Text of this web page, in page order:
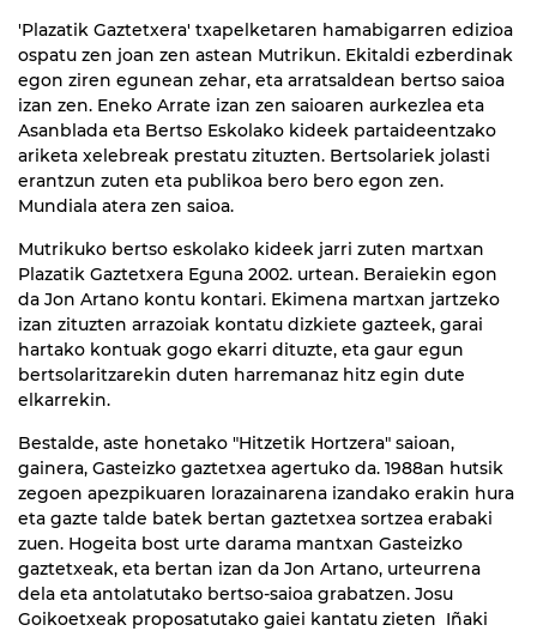
'Plazatik Gaztetxera' txapelketaren hamabigarren edizioa
ospatu zen joan zen astean Mutrikun. Ekitaldi ezberdinak
egon ziren egunean zehar, eta arratsaldean bertso saioa
izan zen. Eneko Arrate izan zen saioaren aurkezlea eta
Asanblada eta Bertso Eskolako kideek partaideentzako
ariketa xelebreak prestatu zituzten. Bertsolariek jolasti
erantzun zuten eta publikoa bero bero egon zen.
Mundiala atera zen saioa.
Mutrikuko bertso eskolako kideek jarri zuten martxan
Plazatik Gaztetxera Eguna 2002. urtean. Beraiekin egon
da Jon Artano kontu kontari. Ekimena martxan jartzeko
izan zituzten arrazoiak kontatu dizkiete gazteek, garai
hartako kontuak gogo ekarri dituzte, eta gaur egun
bertsolaritzarekin duten harremanaz hitz egin dute
elkarrekin.
Bestalde, aste honetako "Hitzetik Hortzera" saioan,
gainera, Gasteizko gaztetxea agertuko da. 1988an hutsik
zegoen apezpikuaren lorazainarena izandako erakin hura
eta gazte talde batek bertan gaztetxea sortzea erabaki
zuen. Hogeita bost urte darama mantxan Gasteizko
gaztetxeak, eta bertan izan da Jon Artano, urteurrena
dela eta antolatutako bertso-saioa grabatzen. Josu
Goikoetxeak proposatutako gaiei kantatu zieten Iñaki